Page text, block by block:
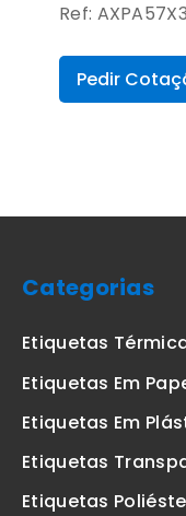
Ref:
Pedir
Categorias
Etiquetas
Etiquetas Em
Etiquetas Em
Etiquetas
Etiquetas